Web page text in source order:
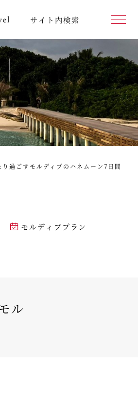
サイト内検索
過ごすモルディブのハネムーン7日間
モルディブプラン
ル